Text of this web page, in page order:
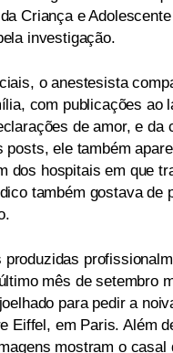
Criança e
investigação.
o anestesista
com publicações ao
de amor, e da
posts, ele também
dos hospitais em que
também gostava de
produzidas
mês de setembro
para pedir a
Eiffel, em Paris. Além
mostram o casal